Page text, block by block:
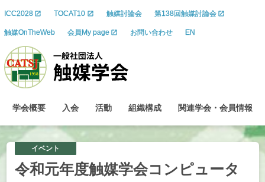
ICC2028 TOCAT10 触媒討論会 第138回触媒討論会
触媒OnTheWeb 会員My page お問い合わせ EN
学会概要 入会 活動 組織構成 関連学会 ・ 会員情報
イベント
令和元年度触媒学会コンピュータ